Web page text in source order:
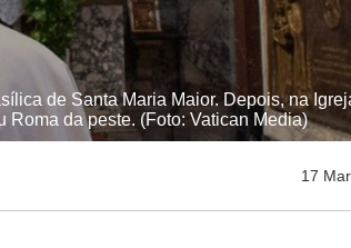
de Santa Maria Maior. Depois, na
Roma da peste. (Foto: Vatican Media)
17